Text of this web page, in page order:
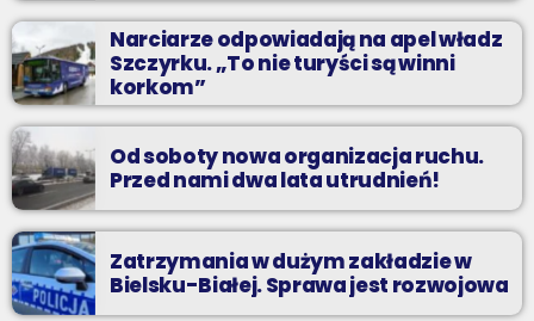
Narciarze odpowiadają na apel władz
Szczyrku. „To nie turyści są winni
korkom”
Od soboty nowa organizacja ruchu.
Przed nami dwa lata utrudnień!
Zatrzymania w dużym zakładzie w
Bielsku-Białej. Sprawa jest rozwojowa